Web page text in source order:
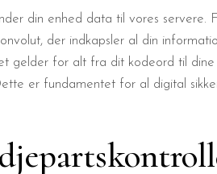
din enhed data til vores servere.
der indkapsler al din
gelder for alt fra dit kodeord til
er fundamentet for al digital